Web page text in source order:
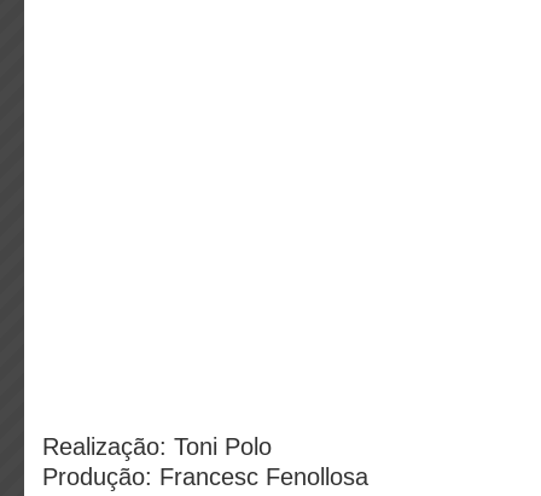
Realização: Toni Polo
Produção: Francesc Fenollosa